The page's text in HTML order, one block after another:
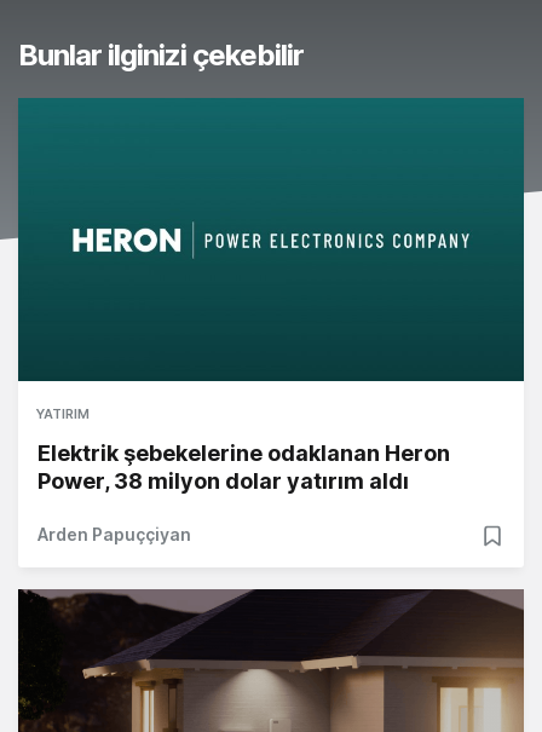
Bunlar ilginizi çekebilir
YATIRIM
Elektrik şebekelerine odaklanan Heron
Power, 38 milyon dolar yatırım aldı
Arden Papuççiyan